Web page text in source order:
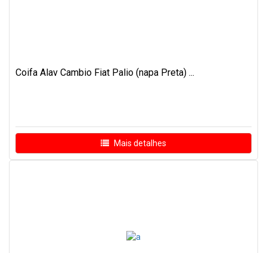
Coifa Alav Cambio Fiat Palio (napa Preta) ...
Mais detalhes